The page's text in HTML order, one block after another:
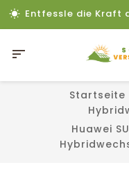
Entfessle die Kraft

Startseite
Huawei